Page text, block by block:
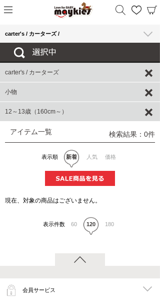
carter's / カーターズ /
carter's / カーターズ
小物
12～13歳（160cm～）
アイテム一覧 検索結果：0件
表示順 新着 人気 価格
現在、対象の商品はございません。
表示件数 60 120 180
会員サービス